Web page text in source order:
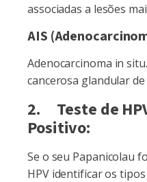
associadas a lesões
AIS
Adenocarcinoma in
cancerosa glandular
2. Teste de
Positivo:
Se o seu Papanicolau
HPV identificar os